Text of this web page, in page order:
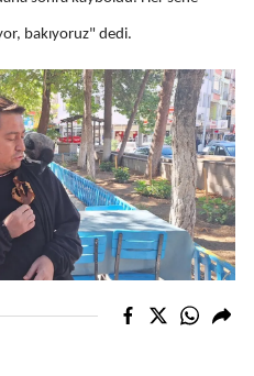
Kastamonu
Kayseri
Kırklareli
Kırşehir
Kocaeli
Konya
bakıyoruz" dedi.